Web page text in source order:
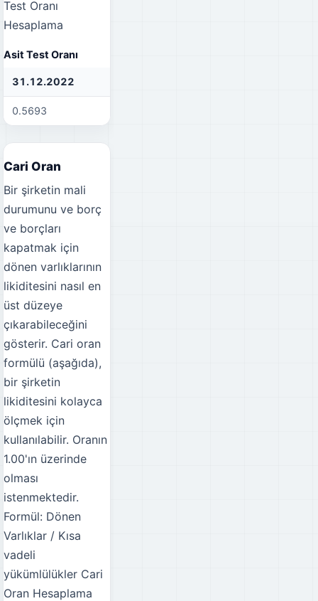
Test Oranı
Hesaplama
Asit Test Oranı
31.12.2022
0.5693
Cari Oran
Bir şirketin mali
durumunu ve borç
ve borçları
kapatmak için
dönen varlıklarının
likiditesini nasıl en
üst düzeye
çıkarabileceğini
gösterir. Cari oran
formülü (aşağıda),
bir şirketin
likiditesini kolayca
ölçmek için
kullanılabilir. Oranın
1.00'ın üzerinde
olması
istenmektedir.
Formül: Dönen
Varlıklar / Kısa
vadeli
yükümlülükler Cari
Oran Hesaplama